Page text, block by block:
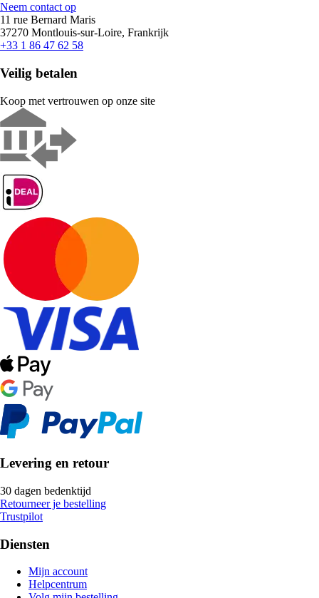
Neem contact op
11 rue Bernard Maris
37270 Montlouis-sur-Loire, Frankrijk
+33 1 86 47 62 58
Veilig betalen
Koop met vertrouwen op onze site
Levering en retour
30 dagen bedenktijd
Retourneer je bestelling
Trustpilot
Diensten
Mijn account
Helpcentrum